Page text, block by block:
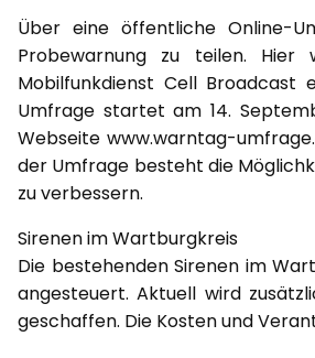
Über eine öffentliche Online-
Probewarnung zu teilen. Hier
Mobilfunkdienst Cell
Umfrage startet am 14.
Webseite www.warntag-
der Umfrage besteht die
zu verbessern.
Sirenen im Wartburgkreis
Die bestehenden Sirenen im
angesteuert. Aktuell wird
geschaffen. Die Kosten und